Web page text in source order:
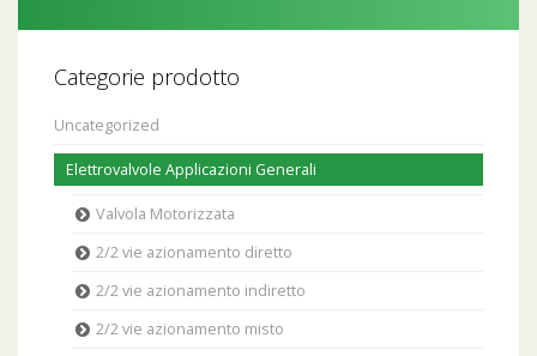
Categorie prodotto
Uncategorized
Elettrovalvole Applicazioni Generali
Valvola Motorizzata
2/2 vie azionamento diretto
2/2 vie azionamento indiretto
2/2 vie azionamento misto